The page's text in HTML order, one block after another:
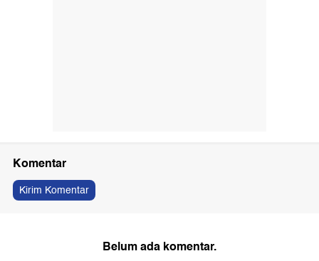
Komentar
Kirim Komentar
Belum ada komentar.